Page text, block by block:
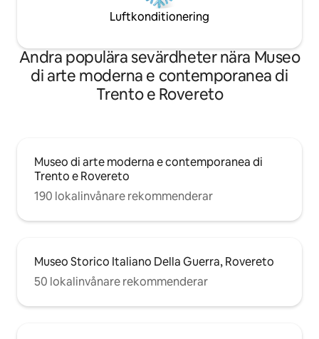
Luftkonditionering
Andra populära sevärdheter nära Museo
di arte moderna e contemporanea di
Trento e Rovereto
Museo di arte moderna e contemporanea di
Trento e Rovereto
190 lokalinvånare rekommenderar
Museo Storico Italiano Della Guerra, Rovereto
50 lokalinvånare rekommenderar